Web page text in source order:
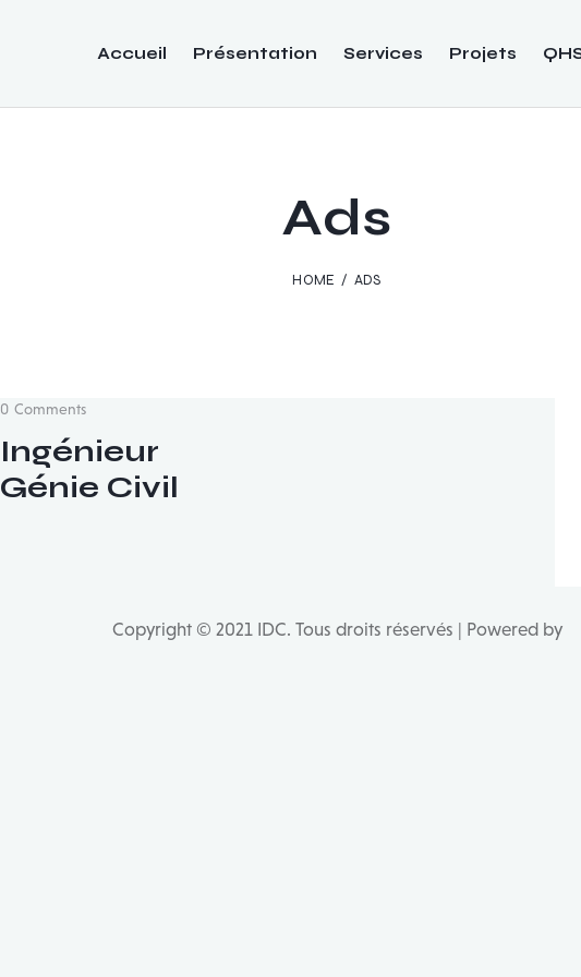
Accueil Présentation Services Projets
Ads
HOME ADS
0 Comments
Ingénieur
Génie Civil
Copyright © 2021 IDC. Tous droits réservés | Powered by